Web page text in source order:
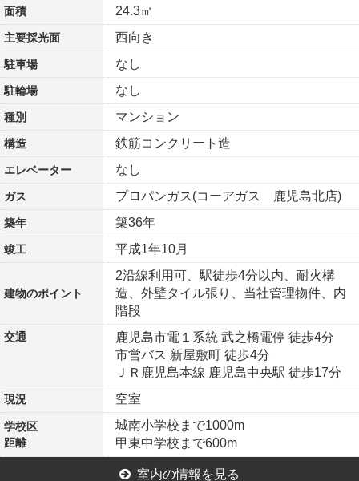
面積 24.3㎡
主要採光面 西向き
駐車場 なし
駐輪場 なし
種別 マンション
構造 鉄筋コンクリート造
エレベーター なし
ガス プロパンガス(コーアガス 鹿児島北店)
築年 築36年
竣工 平成1年10月
建物のポイント
2沿線利用可、駅徒歩4分以内、耐火構
造、外壁タイル張り、当社管理物件、内
階段
交通
鹿児島市電１系統 武之橋電停 徒歩4分
市営バス 新屋敷町 徒歩4分
ＪＲ鹿児島本線 鹿児島中央駅 徒歩17分
現況 空室
学校区
距離
城南小学校まで1000m
甲東中学校まで600m
室内の情報を見る